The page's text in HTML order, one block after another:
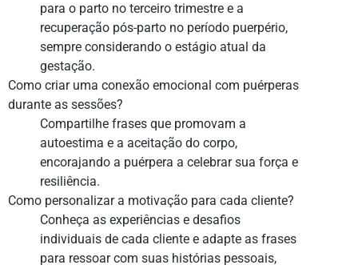
para o parto no terceiro trimestre e a
recuperação pós-parto no período puerpério,
sempre considerando o estágio atual da
gestação.
Como criar uma conexão emocional com puérperas
durante as sessões?
Compartilhe frases que promovam a
autoestima e a aceitação do corpo,
encorajando a puérpera a celebrar sua força e
resiliência.
Como personalizar a motivação para cada cliente?
Conheça as experiências e desafios
individuais de cada cliente e adapte as frases
para ressoar com suas histórias pessoais,